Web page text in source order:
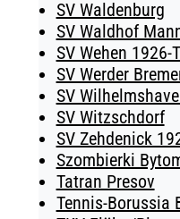
SV Waldenburg
SV Waldhof
SV Wehen 1926-
SV Werder
SV
SV Witzschdorf
SV Zehdenick
Szombierki
Tatran Presov
Tennis-Borussia